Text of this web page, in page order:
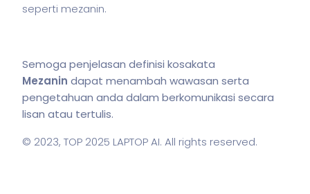
seperti mezanin.
Semoga penjelasan definisi kosakata
Mezanin dapat menambah wawasan serta
pengetahuan anda dalam berkomunikasi secara
lisan atau tertulis.
© 2023, TOP 2025 LAPTOP AI. All rights reserved.